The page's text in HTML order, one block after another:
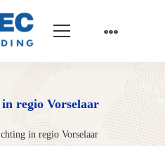
regio Vorselaar
in regio Vorselaar